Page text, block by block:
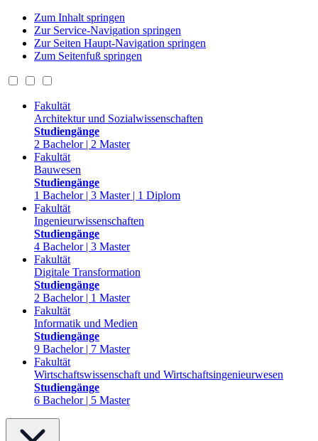
Zum Inhalt springen
Zur Service-Navigation springen
Zur Seiten Haupt-Navigation springen
Zum Seitenfuß springen
Fakultät
Architektur und Sozialwissenschaften
Studiengänge
2 Bachelor | 2 Master
Fakultät
Bauwesen
Studiengänge
1 Bachelor | 3 Master | 1 Diplom
Fakultät
Ingenieurwissenschaften
Studiengänge
4 Bachelor | 3 Master
Fakultät
Digitale Transformation
Studiengänge
2 Bachelor | 1 Master
Fakultät
Informatik und Medien
Studiengänge
9 Bachelor | 7 Master
Fakultät
Wirtschaftswissenschaft und Wirtschaftsingenieurwesen
Studiengänge
6 Bachelor | 5 Master